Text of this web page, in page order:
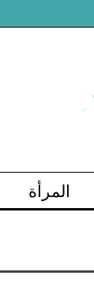
المرأة